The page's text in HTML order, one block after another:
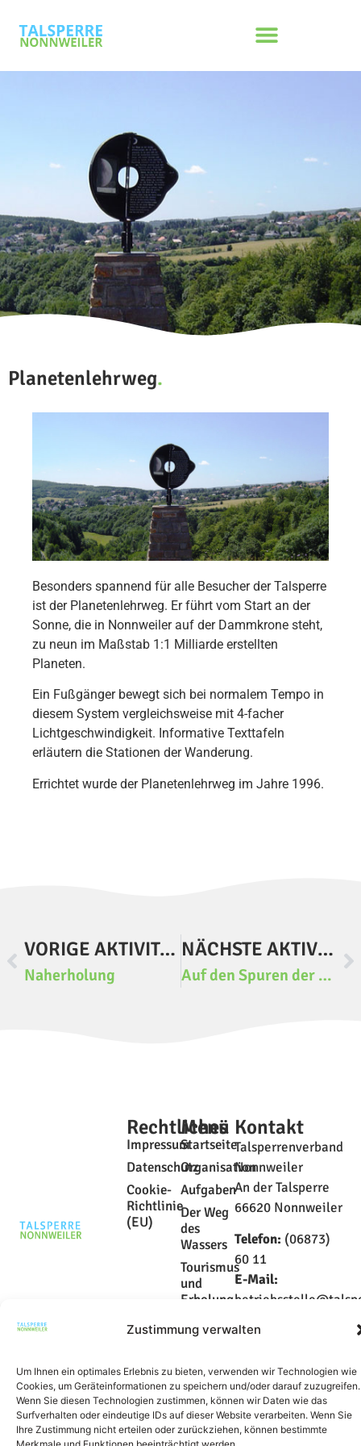
Zustimmung verwalten
Um Ihnen ein optimales Erlebnis zu bieten, verwenden wir Technologien wie
Cookies, um Geräteinformationen zu speichern und/oder darauf zuzugreifen.
Wenn Sie diesen Technologien zustimmen, können wir Daten wie das
Surfverhalten oder eindeutige IDs auf dieser Website verarbeiten. Wenn Sie
Ihre Zustimmung nicht erteilen oder zurückziehen, können bestimmte
Planetenlehrweg.
Besonders spannend für alle Besucher der Talsperre
ist der Planetenlehrweg. Er führt vom Start an der
Sonne, die in Nonnweiler auf der Dammkrone steht,
zu neun im Maßstab 1:1 Milliarde erstellten
Planeten.
Ein Fußgänger bewegt sich bei normalem Tempo in
diesem System vergleichsweise mit 4-facher
Lichtgeschwindigkeit. Informative Texttafeln
erläutern die Stationen der Wanderung.
Errichtet wurde der Planetenlehrweg im Jahre 1996.
VORIGE AKTIVITÄT
Naherholung
NÄCHSTE AKTIVITÄT
Auf den Spuren der Kelten
Menü
Startseite
Organisation
Aufgaben
Der Weg
des
Wassers
Tourismus
und
Erholung
Rechtliches
Impressum
Datenschutz
Cookie-
Richtlinie
(EU)
Kontakt
Talsperrenverband
Nonnweiler
An der Talsperre
66620 Nonnweiler
Telefon: (06873)
60 11
E-Mail: